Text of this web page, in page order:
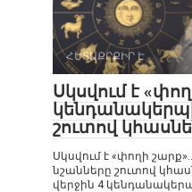
ՀԵՏԱՔՐՔԻՐ Է
Սկսվում է
շուտով
Սկսվում է «փողի
նշանները շուտով
վերջին 4